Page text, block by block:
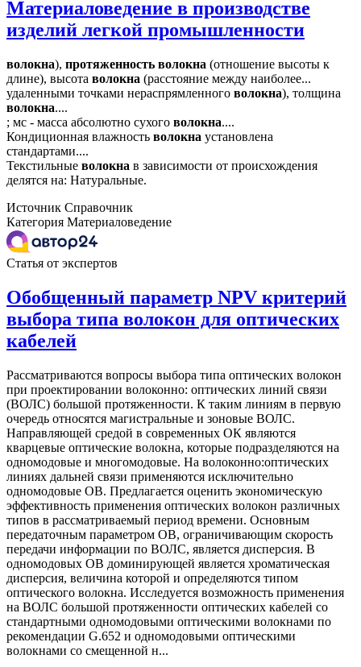
Материаловедение в производстве
изделий легкой промышленности
волокна), протяженность волокна (отношение высоты к
длине), высота волокна (расстояние между наиболее...
удаленными точками нераспрямленного волокна), толщина
волокна....
; мс - масса абсолютно сухого волокна....
Кондиционная влажность волокна установлена
стандартами....
Текстильные волокна в зависимости от происхождения
делятся на: Натуральные.
Источник Справочник
Категория Материаловедение
Статья от экспертов
Обобщенный параметр NPV критерий
выбора типа волокон для оптических
кабелей
Рассматриваются вопросы выбора типа оптических волокон
при проектировании волоконно: оптических линий связи
(ВОЛС) большой протяженности. К таким линиям в первую
очередь относятся магистральные и зоновые ВОЛС.
Направляющей средой в современных ОК являются
кварцевые оптические волокна, которые подразделяются на
одномодовые и многомодовые. На волоконно:оптических
линиях дальней связи применяются исключительно
одномодовые ОВ. Предлагается оценить экономическую
эффективность применения оптических волокон различных
типов в рассматриваемый период времени. Основным
передаточным параметром ОВ, ограничивающим скорость
передачи информации по ВОЛС, является дисперсия. В
одномодовых ОВ доминирующей является хроматическая
дисперсия, величина которой и определяются типом
оптического волокна. Исследуется возможность применения
на ВОЛС большой протяженности оптических кабелей со
стандартными одномодовыми оптическими волокнами по
рекомендации G.652 и одномодовыми оптическими
волокнами со смещенной н...